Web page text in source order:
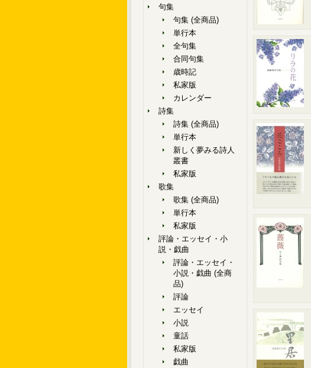
句集
句集 (全商品)
単行本
全句集
合同句集
歳時記
私家版
カレンダー
詩集
詩集 (全商品)
単行本
新しく夢みる詩人
叢書
私家版
歌集
歌集 (全商品)
単行本
私家版
評論・エッセイ・小
説・戯曲
評論・エッセイ・
小説・戯曲 (全商
品)
評論
エッセイ
小説
童話
私家版
戯曲